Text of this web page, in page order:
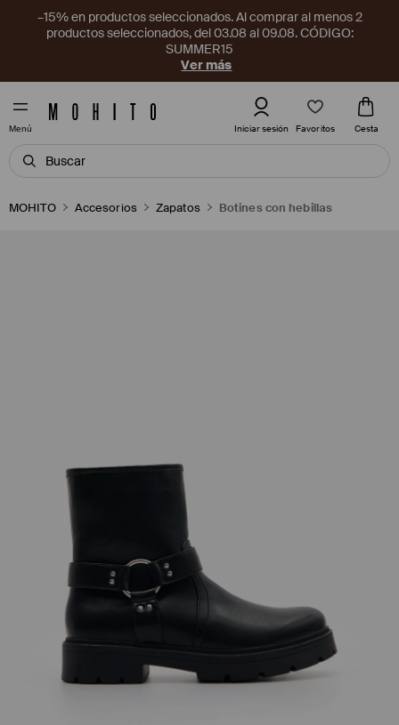
–15% en productos seleccionados. Al comprar al menos 2
productos seleccionados, del 03.08 al 09.08. CÓDIGO:
SUMMER15
Ver más
Menú Iniciar sesión Favoritos Cesta
MOHITO Accesorios Zapatos Botines con hebillas